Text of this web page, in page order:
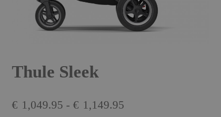
Thule Sleek
€ 1,049.95 - € 1,149.95